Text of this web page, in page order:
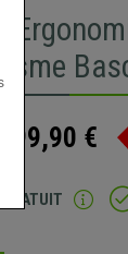
199,90 €
GRATUIT